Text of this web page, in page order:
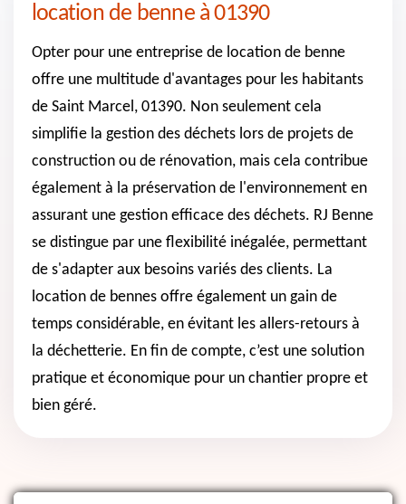
location de benne à 01390
Opter pour une entreprise de location de benne
offre une multitude d'avantages pour les habitants
de Saint Marcel, 01390. Non seulement cela
simplifie la gestion des déchets lors de projets de
construction ou de rénovation, mais cela contribue
également à la préservation de l'environnement en
assurant une gestion efficace des déchets. RJ Benne
se distingue par une flexibilité inégalée, permettant
de s'adapter aux besoins variés des clients. La
location de bennes offre également un gain de
temps considérable, en évitant les allers-retours à
la déchetterie. En fin de compte, c’est une solution
pratique et économique pour un chantier propre et
bien géré.